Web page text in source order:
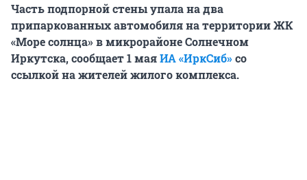
Часть подпорной стены упала на два
припаркованных автомобиля на территории ЖК
«Море солнца» в микрорайоне Солнечном
Иркутска, сообщает 1 маяИА «ИркСиб»со
ссылкой на жителей жилого комплекса.